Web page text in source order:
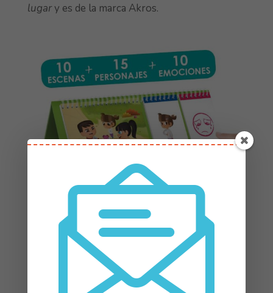
lugary es de la marca Akros.
Ponte en mi lugar , de la marca Akros.
Una parte esencial del lenguaje es el